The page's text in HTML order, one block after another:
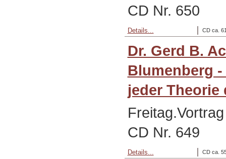
CD Nr. 650
CD ca.
Details...
Dr. Gerd B.
Blumenberg
jeder Theorie
CD Nr. 649
CD ca.
Details...